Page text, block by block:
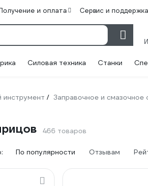
и оплата Сервис и поддержка
Силовая техника Станки
инструмент / Заправочное и смазочное
466 товаров
По популярности Отзывам